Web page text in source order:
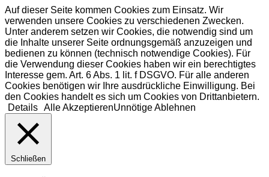
Auf dieser Seite kommen Cookies zum Einsatz. Wir
verwenden unsere Cookies zu verschiedenen Zwecken.
Unter anderem setzen wir Cookies, die notwendig sind um
die Inhalte unserer Seite ordnungsgemäß anzuzeigen und
bedienen zu können (technisch notwendige Cookies). Für
die Verwendung dieser Cookies haben wir ein berechtigtes
Interesse gem. Art. 6 Abs. 1 lit. f DSGVO. Für alle anderen
Cookies benötigen wir Ihre ausdrückliche Einwilligung. Bei
den Cookies handelt es sich um Cookies von Drittanbietern.
Details Alle AkzeptierenUnnötige Ablehnen
Schließen